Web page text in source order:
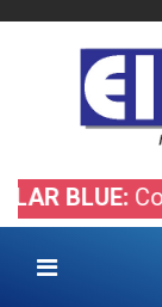
Compra: